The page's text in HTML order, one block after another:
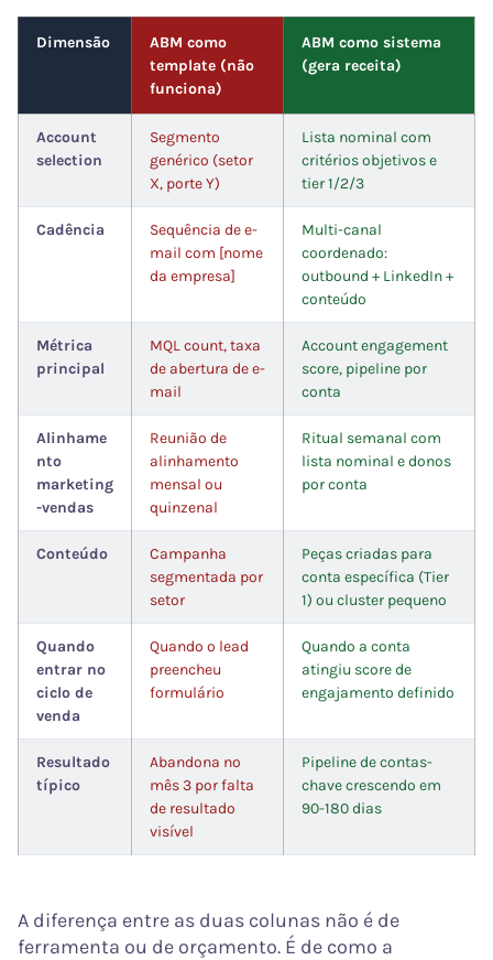
Dimensão
ABM como
template (não
funciona)
ABM como sistema
(gera receita)
Account
selection
Segmento
genérico (setor
X, porte Y)
Lista nominal com
critérios objetivos e
tier 1/2/3
Cadência
Sequência de e-
mail com [nome
da empresa]
Multi-canal
coordenado:
outbound + LinkedIn +
conteúdo
Métrica
principal
MQL count, taxa
de abertura de e-
mail
Account engagement
score, pipeline por
conta
Alinhame
nto
marketing
-vendas
Reunião de
alinhamento
mensal ou
quinzenal
Ritual semanal com
lista nominal e donos
por conta
Conteúdo
Campanha
segmentada por
setor
Peças criadas para
conta específica (Tier
1) ou cluster pequeno
Quando
entrar no
ciclo de
venda
Quando o lead
preencheu
formulário
Quando a conta
atingiu score de
engajamento definido
Resultado
típico
Abandona no
mês 3 por falta
de resultado
visível
Pipeline de contas-
chave crescendo em
90-180 dias
A diferença entre as duas colunas não é de
ferramenta ou de orçamento. É de como a